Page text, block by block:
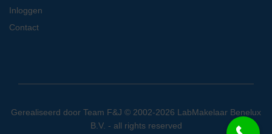
Inloggen
Contact
Gerealiseerd door Team F&J © 2002-2026 LabMakelaar Benelux
B.V. - all rights reserved